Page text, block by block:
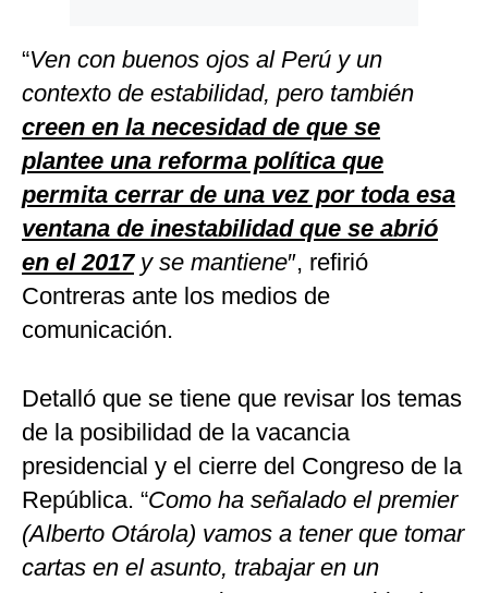
“Ven con buenos ojos al Perú y un
contexto de estabilidad, pero también
creen en la necesidad de que se
plantee una reforma política que
permita cerrar de una vez por toda esa
ventana de inestabilidad que se abrió
en el 2017y se mantiene″, refirió
Contreras ante los medios de
comunicación.
Detalló que se tiene que revisar los temas
de la posibilidad de la vacancia
presidencial y el cierre del Congreso de la
República. “Como ha señalado el premier
(Alberto Otárola) vamos a tener que tomar
cartas en el asunto, trabajar en un